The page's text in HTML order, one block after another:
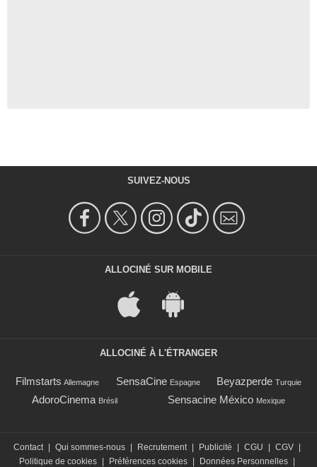
SUIVEZ-NOUS
ALLOCINÉ SUR MOBILE
ALLOCINÉ À L'ÉTRANGER
Filmstarts Allemagne SensaCine Espagne Beyazperde Turquie
AdoroCinema Brésil Sensacine México Mexique
Contact Qui sommes-nous Recrutement Publicité CGU CGV
Politique de cookies
Préférences cookies Données Personnelles